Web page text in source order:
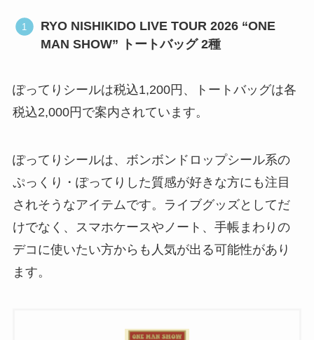
RYO NISHIKIDO LIVE TOUR 2026 “ONE
MAN SHOW” トートバッグ 2種
ぽってりシールは税込1,200円、トートバッグは各
税込2,000円で案内されています。
ぽってりシールは、ボンボンドロップシール系の
ぷっくり・ぽってりした質感が好きな方にも注目
されそうなアイテムです。ライブグッズとしてだ
けでなく、スマホケースやノート、手帳まわりの
デコに使いたい方からも人気が出る可能性があり
ます。